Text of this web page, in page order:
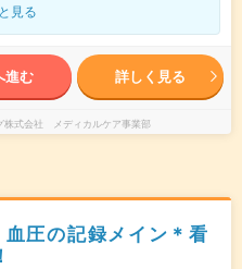
見る
進む 詳しく見る
株式会社 メディカルケア事業部
圧の記録メイン＊看